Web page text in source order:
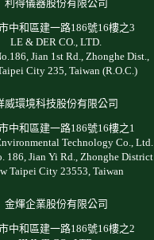
利得儀器股份有限公司
中和區建一路186號16樓之3
LE & DER CO., LTD.
Jian 1st Rd., Zhonghe Dist.,
City 235, Taiwan (R.O.C.)
威環境科技股份有限公司
中和區建一路186號16樓之1
Technology Co., Ltd.
186, Jian Yi Rd., Zhonghe District
Taipei City 23553, Taiwan
金煇企業股份有限公司
中和區建一路186號16樓之2